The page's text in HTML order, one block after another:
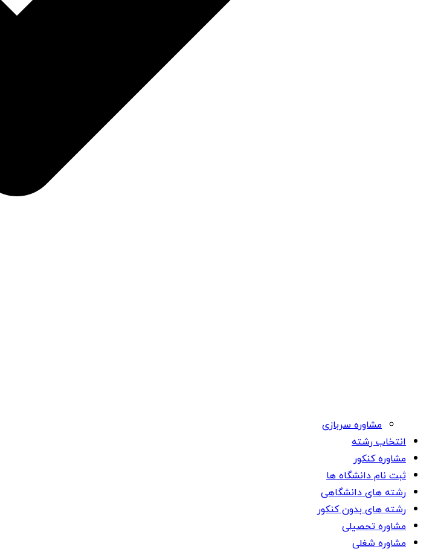
مشاوره سربازی
انتخاب رشته
مشاوره کنکور
ثبت نام دانشگاه ها
رشته های دانشگاهی
رشته های بدون کنکور
مشاوره تحصیلی
مشاوره شغلی